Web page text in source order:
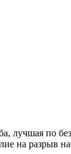
по
на разрыв